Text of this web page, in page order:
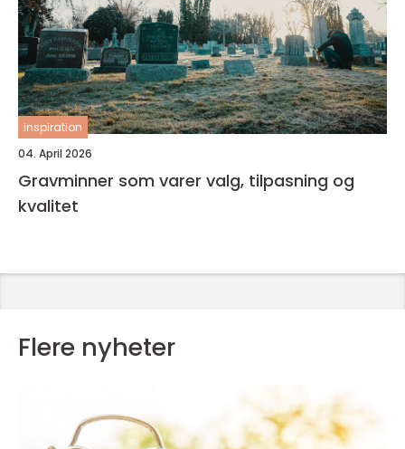
inspiration
04. April 2026
Gravminner som varer valg, tilpasning og
kvalitet
Flere nyheter